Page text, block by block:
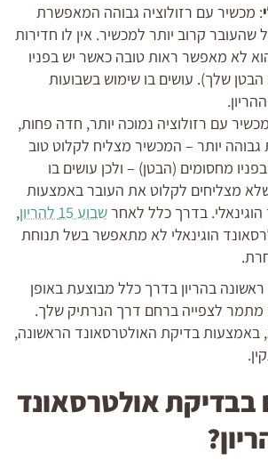
: מכשיר עם רזולוציה גבוהה המאפשרת
שהעובר קרוב יותר למכשיר. אין לו חדירות
לא מאפשר ראות טובה כאשר יש בפניו
שלך). עושים בו שימוש בשבועות
עם רזולוציה נמוכה יותר, חדה פחות,
יותר – המכשיר מצליח לקלוט טוב
מחסומים (הבטן) – ולכן עושים בו
מצליחים לקלוט את העובר באמצעות
בדרך כלל לאחרשבוע 15 להריון
,
הוגינאלי לא מתאפשר בשל תנוחת
בהריון בדרך כלל מבוצעת באופן
מתמר לצפייה ברחם דרך הנרתיק שלך.
באמצעות בדיקת האולטרסאונד הראשונה,
בבדיקת אולטרסאונד